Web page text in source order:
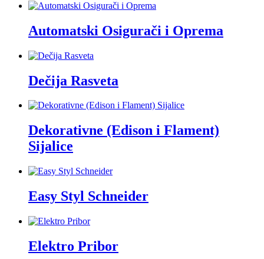
Automatski Osigurači i Oprema
Dečija Rasveta
Dekorativne (Edison i Flament)
Sijalice
Easy Styl Schneider
Elektro Pribor